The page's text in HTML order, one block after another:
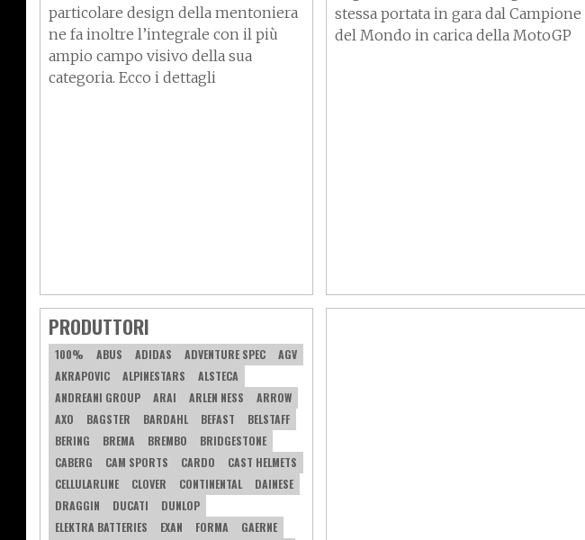
particolare design della mentoniera
ne fa inoltre l’integrale con il più
ampio campo visivo della sua
categoria. Ecco i dettagli
stessa portata in gara dal Campione
del Mondo in carica della MotoGP
PRODUTTORI
100% ABUS ADIDAS ADVENTURE SPEC
AGV
AKRAPOVIC
ALPINESTARS
ALSTECA
ANDREANI GROUP
ARAI ARLEN NESS
ARROW
AXO
BAGSTER BARDAHL BEFAST
BELSTAFF
BERING
BREMA BREMBO
BRIDGESTONE
CABERG
CAM SPORTS CARDO
CAST HELMETS
CELLULARLINE
CLOVER CONTINENTAL
DAINESE
DRAGGIN
DUCATI
DUNLOP
ELEKTRA BATTERIES
EXAN FORMA
GAERNE